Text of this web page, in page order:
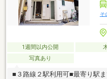
そ
1週間以内公開
写真あり
■３路線２駅利用可■最寄り駅